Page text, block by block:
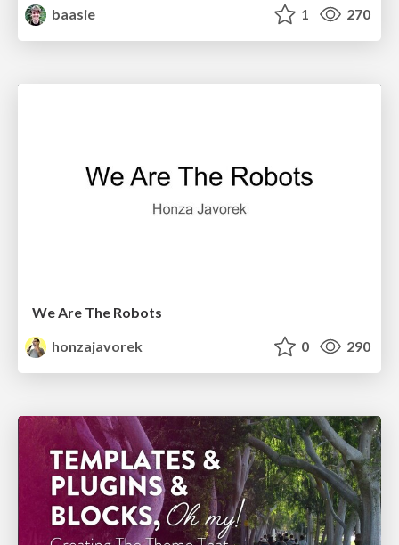
baasie
1 270
We Are The Robots
honzajavorek
0 290